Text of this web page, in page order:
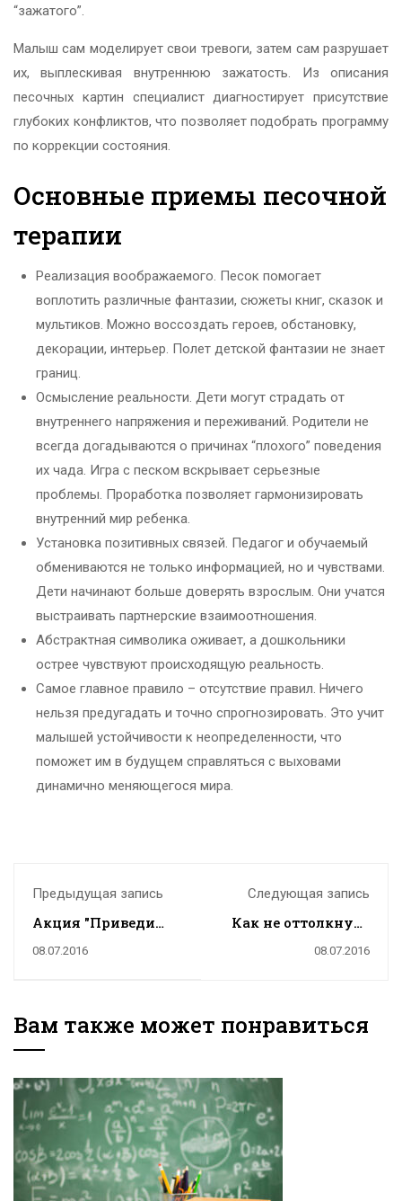
“зажатого”.
Малыш сам моделирует свои тревоги, затем сам разрушает
их, выплескивая внутреннюю зажатость. Из описания
песочных картин специалист диагностирует присутствие
глубоких конфликтов, что позволяет подобрать программу
по коррекции состояния.
Основные приемы песочной
терапии
Реализация воображаемого. Песок помогает
воплотить различные фантазии, сюжеты книг, сказок и
мультиков. Можно воссоздать героев, обстановку,
декорации, интерьер. Полет детской фантазии не знает
границ.
Осмысление реальности. Дети могут страдать от
внутреннего напряжения и переживаний. Родители не
всегда догадываются о причинах “плохого” поведения
их чада. Игра с песком вскрывает серьезные
проблемы. Проработка позволяет гармонизировать
внутренний мир ребенка.
Установка позитивных связей. Педагог и обучаемый
обмениваются не только информацией, но и чувствами.
Дети начинают больше доверять взрослым. Они учатся
выстраивать партнерские взаимоотношения.
Абстрактная символика оживает, а дошкольники
острее чувствуют происходящую реальность.
Самое главное правило – отсутствие правил. Ничего
нельзя предугадать и точно спрогнозировать. Это учит
малышей устойчивости к неопределенности, что
поможет им в будущем справляться с выховами
динамично меняющегося мира.
Предыдущая запись
Акция "Приведи
08.07.2016
Следующая запись
Как не оттолкнуть
главные ошибки
08.07.2016
Вам также может понравиться